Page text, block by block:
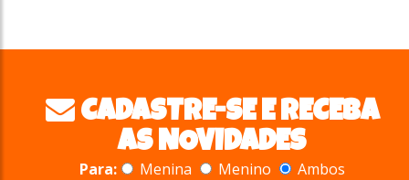
CADASTRE-SE E RECEBA
AS NOVIDADES
Para: Menina Menino Ambos